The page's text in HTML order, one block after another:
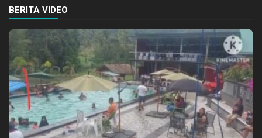
BERITA VIDEO